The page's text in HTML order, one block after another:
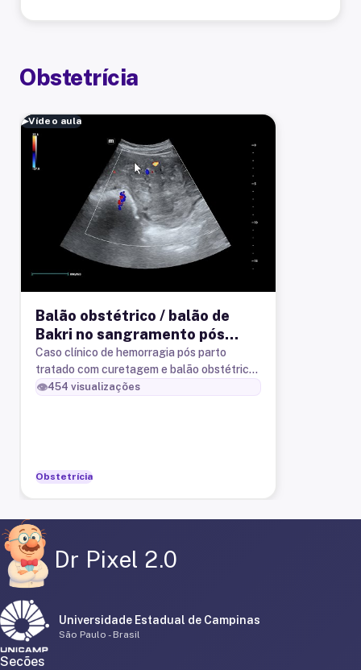
Obstetrícia
▶Vídeo aula
Balão obstétrico / balão de
Bakri no sangramento pós
parto. Achados
ultrassonográficos.
Caso clínico de hemorragia pós parto
tratado com curetagem e balão obstétrico
(balão de Bakri). Achados da
👁️454 visualizações
Obstetrícia
Dr Pixel 2.0
Universidade Estadual de Campinas
São Paulo - Brasil
Secões